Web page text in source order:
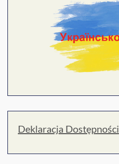
Deklaracja Dostępności